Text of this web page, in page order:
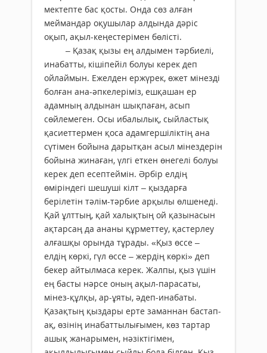
мектепте бас қосты. Онда сөз алған
меймандар оқушылар алдында дәріс
оқып, ақыл-кеңестерімен бөлісті.
– Қазақ қызы ең алдымен тәрбиелі,
инабатты, кішіпейіл болуы керек деп
ойлаймын. Ежелден ержүрек, өжет мінезді
болған ана-әпкелеріміз, ешқашан ер
адамның алдынан шықпаған, асып
сөйлемеген. Осы ибалылық, сыйластық
қасиеттермен қоса адамгершіліктің ана
сүтімен бойына дарытқан асыл мінездерін
бойына жинаған, үлгі еткен өнегелі болуы
керек деп есептеймін. Әрбір елдің
өміріндегі шешуші кілт – қыздарға
берілетін тәлім-тәрбие арқылы өлшенеді.
Қай ұлттың, қай халықтың ой қазынасын
ақтарсаң да ананы құрметтеу, қастерлеу
алғашқы орында тұрады. «Қыз өссе –
елдің көркі, гүл өссе – жердің көркі» деп
бекер айтылмаса керек. Жалпы, қыз үшін
ең басты нәрсе оның ақыл-парасаты,
мінез-құлқы, ар-ұяты, әдеп-инабаты.
Қазақтың қыздары ерте заманнан бастап-
ақ, өзінің инабаттылығымен, көз тартар
ашық жанарымен, нәзіктігімен,